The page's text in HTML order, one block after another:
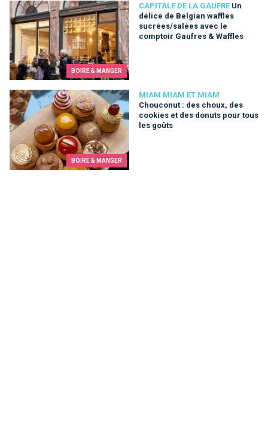
BOIRE & MANGER
CAPITALE DE LA GAUFRE Un
délice de Belgian waffles
sucrées/salées avec le
comptoir Gaufres & Waffles
Un délice de Belgian waffles sucrées/salées avec le
BOIRE & MANGER
MIAM MIAM ET MIAM
Chouconut : des choux, des
cookies et des donuts pour tous
les goûts
Chouconut : des choux, des cookies et des donuts pour tous